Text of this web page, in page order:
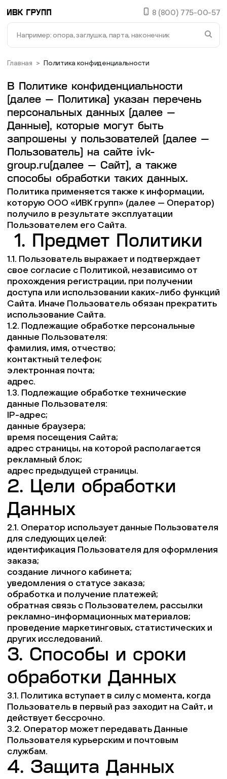
8 (800) 775-00-57
Главная > Политика конфиденциальности
В Политике конфиденциальности
(далее — Политика) указан перечень
персональных данных (далее —
Данные), которые могут быть
запрошены у пользователей (далее —
Пользователь) на сайте ivk-
group.ru(далее — Сайт), а также
способы обработки таких данных.
Политика применяется также к информации,
которую ООО «ИВК групп» (далее — Оператор)
получило в результате эксплуатации
Пользователем его Сайта.
1. Предмет Политики
1.1. Пользователь выражает и подтверждает
свое согласие с Политикой, независимо от
прохождения регистрации, при получении
доступа или использовании каких-либо функций
Сайта. Иначе Пользователь обязан прекратить
использование Сайта.
1.2. Подлежащие обработке персональные
данные Пользователя:
фамилия, имя, отчество;
контактный телефон;
электронная почта;
адрес.
1.3. Подлежащие обработке технические
данные Пользователя:
IP-адрес;
данные браузера;
время посещения Сайта;
адрес страницы, на которой располагается
рекламный блок;
адрес предыдущей страницы.
2. Цели обработки
Данных
2.1. Оператор использует данные Пользователя
для следующих целей:
идентификация Пользователя для оформления
заказа;
создание личного кабинета;
уведомления о статусе заказа;
обработка и получение платежей;
обратная связь с Пользователем, рассылки
рекламно-информационных материалов;
проведение маркетинговых, статистических и
других исследований.
3. Способы и сроки
обработки Данных
3.1. Политика вступает в силу с момента, когда
Пользователь в первый раз заходит на Сайт, и
действует бессрочно.
3.2. Оператор может передавать Данные
Пользователя курьерским и почтовым
службам.
4. Защита Данных
Заглушки для труб и отверстий
Пластиковые подпятники
Фиксаторы - барашки
Пластиковые спинки и сиденья для стульев
Пластиковые столешницы для школьных парт
Комплектующие для мебели
Стулья
Система выравнивания плитки
Доставка и оплата
Документация
О компании
Контакты
Статус заказа
Избранное
8 (800) 775-00-57
info@ivk-group.ru